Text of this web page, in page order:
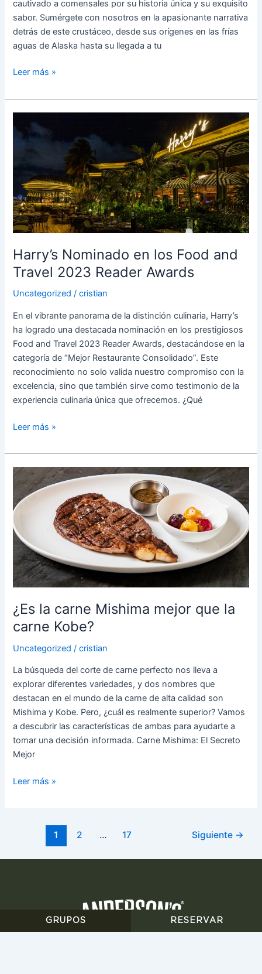
cautivado a comensales por su historia única y su exquisito
sabor. Sumérgete con nosotros en la apasionante narrativa
detrás de este crustáceo, desde sus orígenes en las frías
aguas de Alaska hasta su llegada a tu
Leer más »
Harry’s Nominado en los Food and
Travel 2023 Reader Awards
Uncategorized /cristian
En el vibrante panorama de la distinción culinaria, Harry’s
ha logrado una destacada nominación en los prestigiosos
Food and Travel 2023 Reader Awards, destacándose en la
categoría de “Mejor Restaurante Consolidado”. Este
reconocimiento no solo valida nuestro compromiso con la
excelencia, sino que también sirve como testimonio de la
experiencia culinaria única que ofrecemos. ¿Qué
Nominado
Food
and
Travel
2023
Reader
Leer más »
¿Es la carne Mishima mejor que la
carne Kobe?
Uncategorized /cristian
La búsqueda del corte de carne perfecto nos lleva a
explorar diferentes variedades, y dos nombres que
destacan en el mundo de la carne de alta calidad son
Mishima y Kobe. Pero, ¿cuál es realmente superior? Vamos
a descubrir las características de ambas para ayudarte a
tomar una decisión informada. Carne Mishima: El Secreto
Mejor
¿Es
carne
Mishima
mejor
que
la
carne
Kobe?
Leer más »
1 2 … 17 Siguiente →
GRUPOS RESERVAR